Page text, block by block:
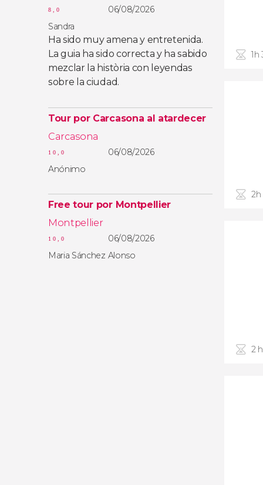
8,0
06/08/2026
Sandra
Ha sido muy amena y entretenida.
La guia ha sido correcta y ha sabido
mezclar la història con leyendas
sobre la ciudad.
Tour por Carcasona al atardecer
Carcasona
10,0
06/08/2026
Anónimo
Free tour por Montpellier
Montpellier
10,0
06/08/2026
Maria Sánchez Alonso
1h
2h
2